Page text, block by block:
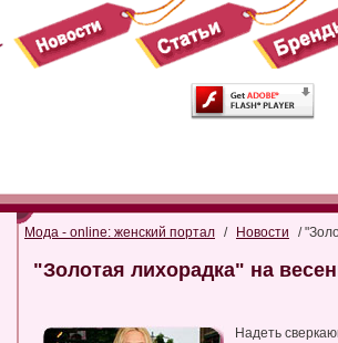
Мода - online: женский портал / Новости /
"Золотая лихорадка" на
Надеть